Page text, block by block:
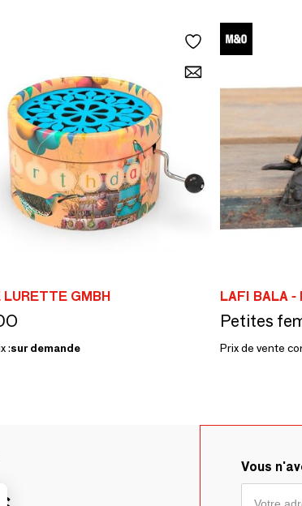
LURETTE GMBH
:sur demande
LAFI BALA -
Petites
Prix de vente
Vous